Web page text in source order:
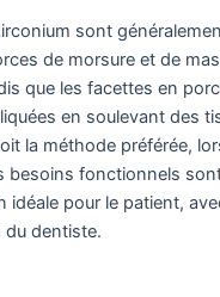
sont
de morsure et de
que les facettes en
en soulevant des
la méthode préférée,
besoins fonctionnels
idéale pour le patient,
du dentiste.